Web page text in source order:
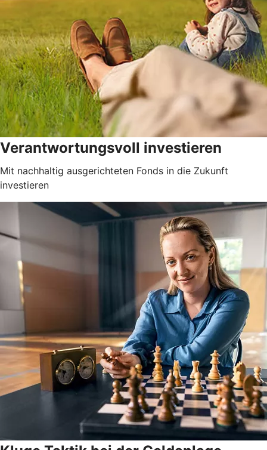
Verantwortungsvoll investieren
Mit nachhaltig ausgerichteten Fonds in die Zukunft
investieren